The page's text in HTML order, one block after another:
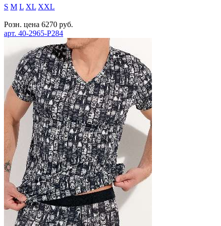
S M L XL XXL
Розн. цена 6270 руб.
арт. 40-2965-P284